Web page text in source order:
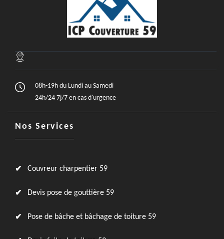
08h-19h du Lundi au Samedi
24h/24 7j/7 en cas d'urgence
Nos Services
Couvreur charpentier 59
Devis pose de gouttière 59
Pose de bâche et bâchage de toiture 59